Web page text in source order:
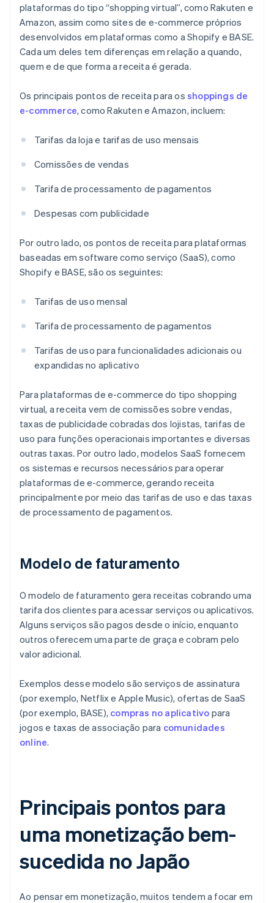
plataformas do tipo “shopping virtual”, como Rakuten e
Amazon, assim como sites de e-commerce próprios
desenvolvidos em plataformas como a Shopify e BASE.
Cada um deles tem diferenças em relação a quando,
quem e de que forma a receita é gerada.
Os principais pontos de receita para os shoppings de
e-commerce, como Rakuten e Amazon, incluem:
Tarifas da loja e tarifas de uso mensais
Comissões de vendas
Tarifa de processamento de pagamentos
Despesas com publicidade
Por outro lado, os pontos de receita para plataformas
baseadas em software como serviço (SaaS), como
Shopify e BASE, são os seguintes:
Tarifas de uso mensal
Tarifa de processamento de pagamentos
Tarifas de uso para funcionalidades adicionais ou
expandidas no aplicativo
Para plataformas de e-commerce do tipo shopping
virtual, a receita vem de comissões sobre vendas,
taxas de publicidade cobradas dos lojistas, tarifas de
uso para funções operacionais importantes e diversas
outras taxas. Por outro lado, modelos SaaS fornecem
os sistemas e recursos necessários para operar
plataformas de e-commerce, gerando receita
principalmente por meio das tarifas de uso e das taxas
de processamento de pagamentos.
Modelo de faturamento
O modelo de faturamento gera receitas cobrando uma
tarifa dos clientes para acessar serviços ou aplicativos.
Alguns serviços são pagos desde o início, enquanto
outros oferecem uma parte de graça e cobram pelo
valor adicional.
Exemplos desse modelo são serviços de assinatura
(por exemplo, Netflix e Apple Music), ofertas de SaaS
(por exemplo, BASE), compras no aplicativo para
jogos e taxas de associação para comunidades
online.
Principais pontos para
uma monetização bem-
sucedida no Japão
Ao pensar em monetização, muitos tendem a focar em